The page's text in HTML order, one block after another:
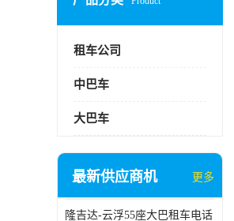
租车公司
中巴车
大巴车
最新供应商机 更多
隆吉达-云浮55座大巴租车电话